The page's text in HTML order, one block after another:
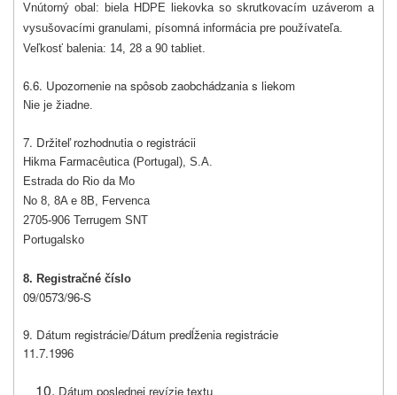
Vnútorný obal: biela HDPE liekovka so skrutkovacím uzáverom a
vysušovacími granulami, písomná informácia pre používateľa.
Veľkosť balenia: 14, 28 a 90 tabliet.
6.6. Upozornenie na spôsob zaobchádzania s liekom
Nie je žiadne.
7. Držiteľ rozhodnutia o registrácii
Hikma Farmacêutica (Portugal), S.A.
Estrada do Rio da Mo
No 8, 8A e 8B, Fervenca
2705-906 Terrugem SNT
Portugalsko
8. Registračné číslo
09/0573/96-S
9. Dátum registrácie/Dátum predĺženia registrácie
11.7.1996
Dátum poslednej revízie textu